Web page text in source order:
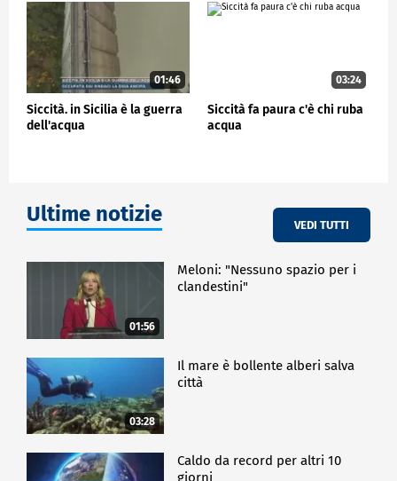
CRONACA
01:46
Siccità. in Sicilia è la guerra
dell'acqua
03:24
Siccità fa paura c'è chi ruba
acqua
Ultime notizie VEDI TUTTI
01:56
Meloni: "Nessuno spazio per i
clandestini"
03:28
Il mare è bollente alberi salva
città
Caldo da record per altri 10
giorni